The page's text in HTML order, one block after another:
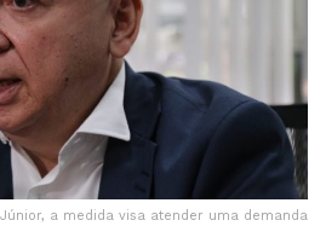
a medida visa atender uma demanda